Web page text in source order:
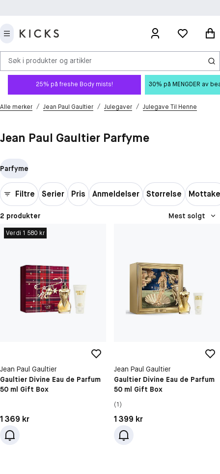
Søk i produkter og artikler
25% på freshe Body mists! 30% på MENGDER av
Alle merker / Jean Paul Gaultier / Julegaver / Julegave Til Henne
Jean Paul Gaultier Parfyme
Parfyme
Filtre Serier Pris Anmeldelser Størrelse
2 produkter Mest solgt
Verdi 1 580 kr
Jean Paul Gaultier
Gaultier Divine Eau de Parfum
50 ml Gift Box
Pris: 1 369 kr
1 369 kr
Jean Paul Gaultier
Gaultier Divine Eau de Parfum
50 ml Gift Box
(1)
Pris: 1 399 kr
1 399 kr